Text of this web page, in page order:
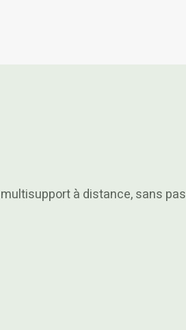
à distance, sans